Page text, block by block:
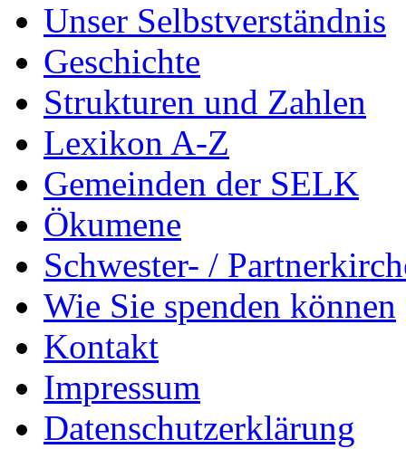
Unser Selbstverständnis
Geschichte
Strukturen und Zahlen
Lexikon A-Z
Gemeinden der SELK
Ökumene
Schwester- /
Wie Sie spenden können
Kontakt
Impressum
Datenschutzerklärung